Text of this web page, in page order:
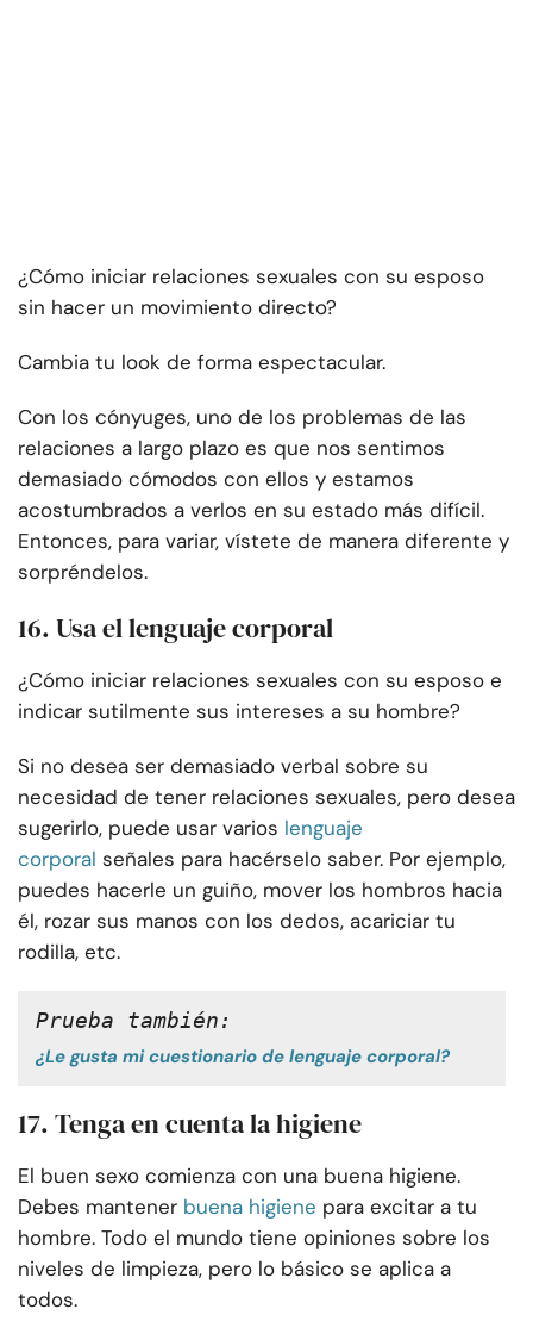
¿Cómo iniciar relaciones sexuales con su esposo
sin hacer un movimiento directo?
Cambia tu look de forma espectacular.
Con los cónyuges, uno de los problemas de las
relaciones a largo plazo es que nos sentimos
demasiado cómodos con ellos y estamos
acostumbrados a verlos en su estado más difícil.
Entonces, para variar, vístete de manera diferente y
sorpréndelos.
16. Usa el lenguaje corporal
¿Cómo iniciar relaciones sexuales con su esposo e
indicar sutilmente sus intereses a su hombre?
Si no desea ser demasiado verbal sobre su
necesidad de tener relaciones sexuales, pero desea
sugerirlo, puede usar varios lenguaje
corporal señales para hacérselo saber. Por ejemplo,
puedes hacerle un guiño, mover los hombros hacia
él, rozar sus manos con los dedos, acariciar tu
rodilla, etc.
Prueba también:
¿Le gusta mi cuestionario de lenguaje corporal?
17. Tenga en cuenta la higiene
El buen sexo comienza con una buena higiene.
Debes mantener buena higiene para excitar a tu
hombre. Todo el mundo tiene opiniones sobre los
niveles de limpieza, pero lo básico se aplica a
todos.